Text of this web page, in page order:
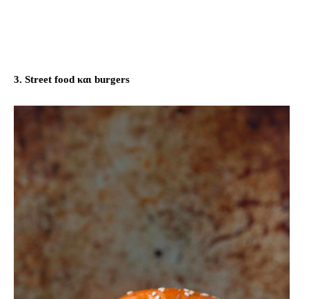
3. Street food και burgers